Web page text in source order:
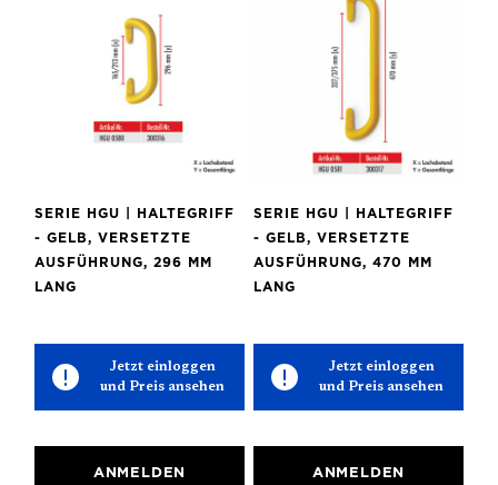
SERIE HGU | HALTEGRIFF
- GELB, VERSETZTE
AUSFÜHRUNG, 296 MM
LANG
Jetzt einloggen
und Preis ansehen
ANMELDEN
SERIE HGU | HALTEGRIFF
- GELB, VERSETZTE
AUSFÜHRUNG, 470 MM
LANG
Jetzt einloggen
und Preis ansehen
ANMELDEN